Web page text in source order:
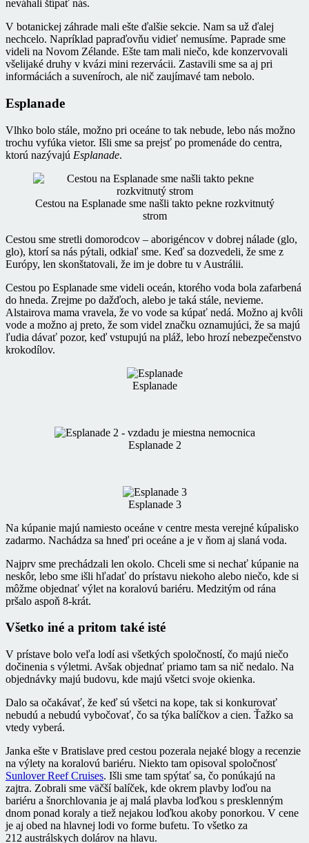
neváhali štípať nás.
V botanickej záhrade mali ešte ďalšie sekcie. Nam sa už ďalej
nechcelo. Napríklad papraďovňu vidieť nemusíme. Paprade sme
videli na Novom Zélande. Ešte tam mali niečo, kde konzervovali
všelijaké druhy v kvázi mini rezervácii. Zastavili sme sa aj pri
informáciách a suveníroch, ale nič zaujímavé tam nebolo.
Esplanade
Vlhko bolo stále, možno pri oceáne to tak nebude, lebo nás možno
trochu vyfúka vietor. Išli sme sa prejsť po promenáde do centra,
ktorú nazývajú Esplanade.
Cestou na Esplanade sme našli takto pekne rozkvitnutý
strom
Cestou sme stretli domorodcov – aborigéncov v dobrej nálade (glo,
glo), ktorí sa nás pýtali, odkiaľ sme. Keď sa dozvedeli, že sme z
Európy, len skonštatovali, že im je dobre tu v Austrálii.
Cestou po Esplanade sme videli oceán, ktorého voda bola zafarbená
do hneda. Zrejme po dažďoch, alebo je taká stále, nevieme.
Alstairova mama vravela, že vo vode sa kúpať nedá. Možno aj kvôli
vode a možno aj preto, že som videl značku oznamujúci, že sa majú
ľudia dávať pozor, keď vstupujú na pláž, lebo hrozí nebezpečenstvo
krokodílov.
Esplanade
Esplanade 2
Esplanade 3
Na kúpanie majú namiesto oceáne v centre mesta verejné kúpalisko
zadarmo. Nachádza sa hneď pri oceáne a je v ňom aj slaná voda.
Najprv sme prechádzali len okolo. Chceli sme si nechať kúpanie na
neskôr, lebo sme išli hľadať do prístavu niekoho alebo niečo, kde si
môžme objednať výlet na koralovú bariéru. Medzitým od rána
pršalo aspoň 8-krát.
Všetko iné a pritom také isté
V prístave bolo veľa lodí asi všetkých spoločností, čo majú niečo
dočinenia s výletmi. Avšak objednať priamo tam sa nič nedalo. Na
objednávky majú budovu, kde majú všetci svoje okienka.
Dalo sa očakávať, že keď sú všetci na kope, tak si konkurovať
nebudú a nebudú vybočovať, čo sa týka balíčkov a cien. Ťažko sa
vtedy vyberá.
Janka ešte v Bratislave pred cestou pozerala nejaké blogy a recenzie
na výlety na koralovú bariéru. Niekto tam opisoval spoločnosť
Sunlover Reef Cruises. Išli sme tam spýtať sa, čo ponúkajú na
zajtra. Zobrali sme väčší balíček, kde okrem plavby loďou na
bariéru a šnorchlovania je aj malá plavba loďkou s presklenným
dnom ponad koraly a tiež nejakou loďkou akoby ponorkou. V cene
je aj obed na hlavnej lodi vo forme bufetu. To všetko za
212 austrálskych dolárov na hlavu.